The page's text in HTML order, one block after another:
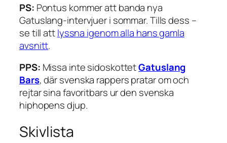
PS: Pontus kommer att banda nya
Gatuslang-intervjuer i sommar. Tills dess –
se till attlyssna igenom alla hans gamla
avsnitt.
PPS: Missa inte sidoskottetGatuslang
Bars, där svenska rappers pratar om och
rejtar sina favoritbars ur den svenska
hiphopens djup.
Skivlista